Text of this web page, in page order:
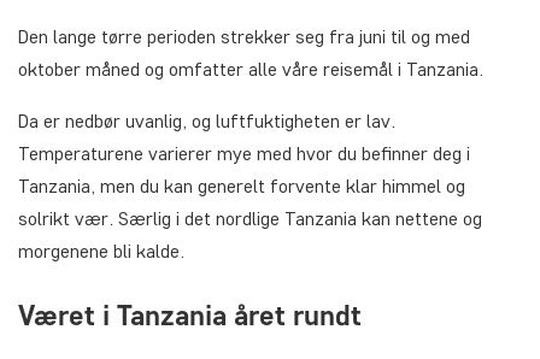
Den lange tørre perioden strekker seg fra juni til og med
oktober måned og omfatter alle våre reisemål i Tanzania.
Da er nedbør uvanlig, og luftfuktigheten er lav.
Temperaturene varierer mye med hvor du befinner deg i
Tanzania, men du kan generelt forvente klar himmel og
solrikt vær. Særlig i det nordlige Tanzania kan nettene og
morgenene bli kalde.
Været i Tanzania året rundt